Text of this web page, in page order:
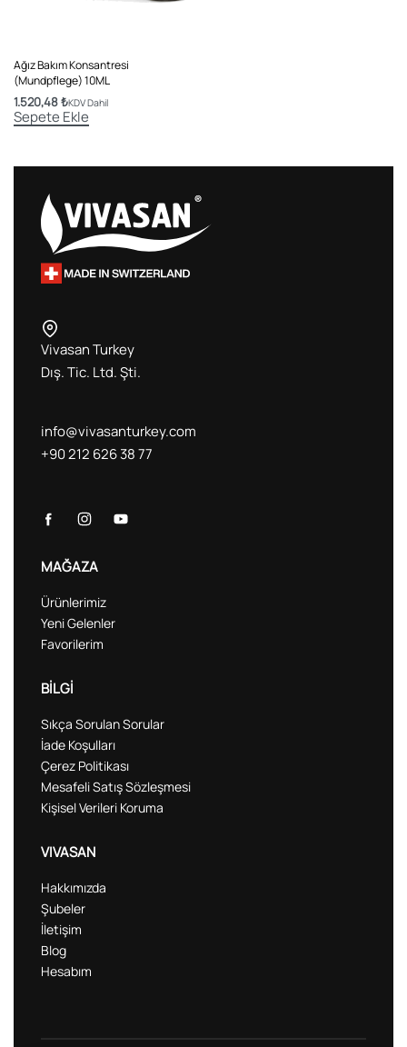
Ağız Bakım Konsantresi
(Mundpflege) 10ML
1.520,48₺KDV Dahil
Sepete Ekle
Vivasan Turkey
Dış. Tic. Ltd. Şti.
info@vivasanturkey.com
+90 212 626 38 77
MAĞAZA
Ürünlerimiz
Yeni Gelenler
Favorilerim
BİLGİ
Sıkça Sorulan Sorular
İade Koşulları
Çerez Politikası
Mesafeli Satış Sözleşmesi
Kişisel Verileri Koruma
VIVASAN
Hakkımızda
Şubeler
İletişim
Blog
Hesabım